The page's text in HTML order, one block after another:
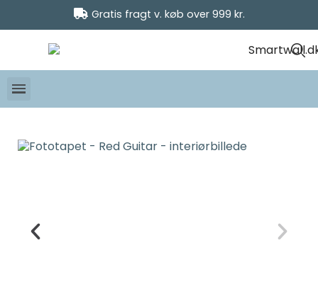
Gratis fragt v. køb over 999 kr.